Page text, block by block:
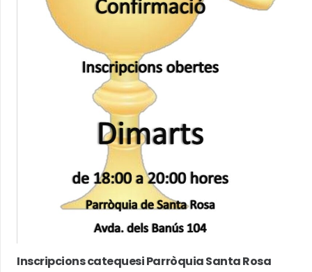
Inscripcions catequesi Parròquia Santa Rosa